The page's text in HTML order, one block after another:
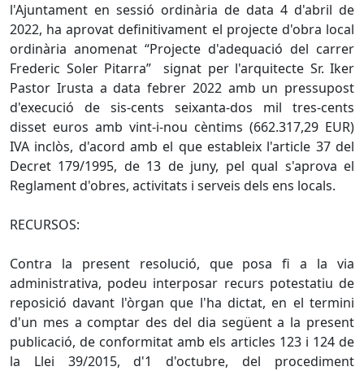
l'Ajuntament en sessió ordinària de data 4 d'abril de
2022, ha aprovat definitivament el projecte d'obra local
ordinària anomenat “Projecte d'adequació del carrer
Frederic Soler Pitarra” signat per l'arquitecte Sr. Iker
Pastor Irusta a data febrer 2022 amb un pressupost
d'execució de sis-cents seixanta-dos mil tres-cents
disset euros amb vint-i-nou cèntims (662.317,29 EUR)
IVA inclòs, d'acord amb el que estableix l'article 37 del
Decret 179/1995, de 13 de juny, pel qual s'aprova el
Reglament d'obres, activitats i serveis dels ens locals.
RECURSOS:
Contra la present resolució, que posa fi a la via
administrativa, podeu interposar recurs potestatiu de
reposició davant l'òrgan que l'ha dictat, en el termini
d'un mes a comptar des del dia següent a la present
publicació, de conformitat amb els articles 123 i 124 de
la Llei 39/2015, d'1 d'octubre, del procediment